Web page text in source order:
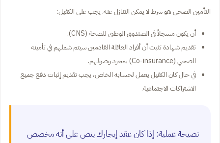
التأمين الصحي هو شرط لا يمكن التنازل عنه. يجب على الكفيل:
أن يكون مسجلاً في الصندوق الوطني للصحة (CNS).
تقديم شهادة تثبت أن أفراد العائلة القادمين سيتم شملهم في تأمينه
الصحي (Co-insurance) بمجرد وصولهم.
في حال كان الكفيل يعمل لحسابه الخاص، يجب تقديم إثبات دفع جميع
الاشتراكات الاجتماعية.
نصيحة عملية: إذا كان عقد إيجارك ينص على أنه مخصص